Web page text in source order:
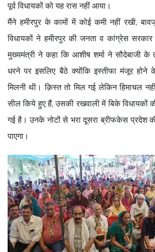
पूर्व विधायकों को यह रास नहीं आया।
मैंने हमीरपुर के कामों में कोई कमी नहीं रखी,
विधायकों ने हमीरपुर की जनता व कांग्रेस सरकार
मुख्यमंत्री ने कहा कि आशीष शर्मा ने सौदेबाजी के
धरने पर इसलिए बैठे क्योंकि इस्तीफा मंजूर होने
मिलनी थी। क़िस्त तो मिल गई लेकिन हिमाचल
सील किये हुए हैं, उसकी रखवाली में बिके विधायकों की
गई है। उनके नोटों से भरा दूसरा ब्रीफकेस प्रदेश
पाएगा।